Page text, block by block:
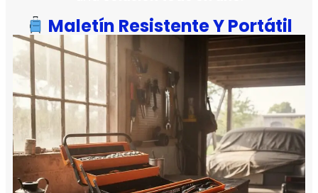
Maletín Resistente Y Portátil